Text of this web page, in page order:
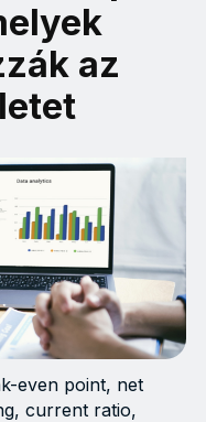
az
even point, net
current ratio,